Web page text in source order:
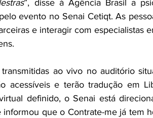
”, disse à Agência Brasil a
evento no Senai Cetiqt. As
e interagir com especialistas
ao vivo no auditório
acessíveis e terão tradução em
definido, o Senai está
informou que o Contrate-me já tem